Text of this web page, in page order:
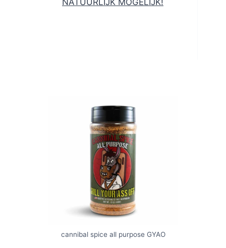
cannibal spice all purpose GYAO